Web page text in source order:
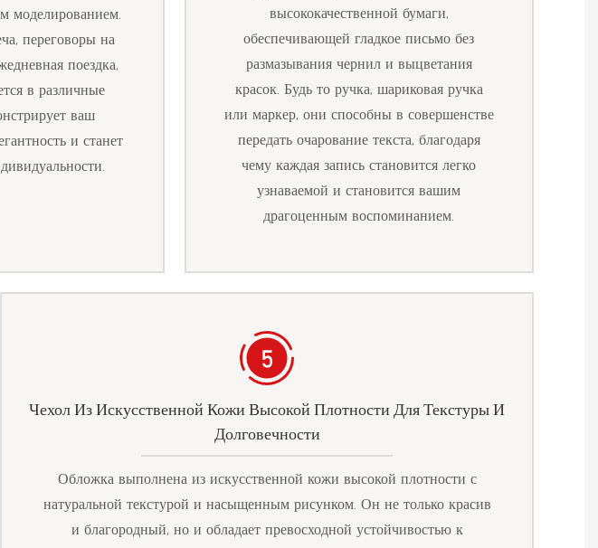
моделированием.
переговоры на
поездка,
в различные
ваш
и станет
высококачественной бумаги,
обеспечивающей гладкое письмо без
размазывания чернил и выцветания
красок. Будь то ручка, шариковая ручка
или маркер, они способны в совершенстве
передать очарование текста, благодаря
чему каждая запись становится легко
узнаваемой и становится вашим
драгоценным воспоминанием.
Чехол Из Искусственной Кожи Высокой Плотности Для Текстуры И
Долговечности
Обложка выполнена из искусственной кожи высокой плотности с
натуральной текстурой и насыщенным рисунком. Он не только красив
и благородный, но и обладает превосходной устойчивостью к